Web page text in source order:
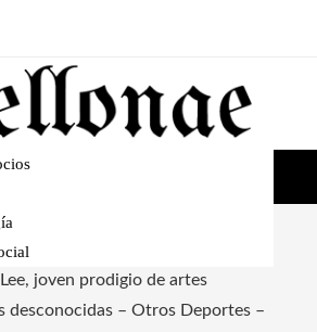
joven prodigio de artes
desconocidas – Otros Deportes –